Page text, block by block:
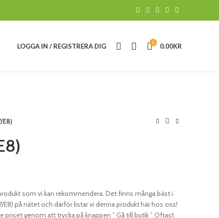
LOGGA IN / REGISTRERA DIG 0 0.00KR
E8)
som vi kan rekommendera. Det finns många bäst i
på nätet och därför listar vi denna produkt här hos oss!
priset genom att trycka på knappen ” Gå till butik ”. Oftast